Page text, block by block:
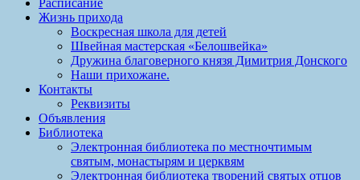
Жизнь прихода
Воскресная школа для детей
Швейная мастерская «Белошвейка»
Дружина благоверного князя Димитрия Донского
Наши прихожане.
Контакты
Реквизиты
Объявления
Библиотека
Электронная библиотека по местночтимым
святым, монастырям и церквям
Электронная библиотека творений святых отцов